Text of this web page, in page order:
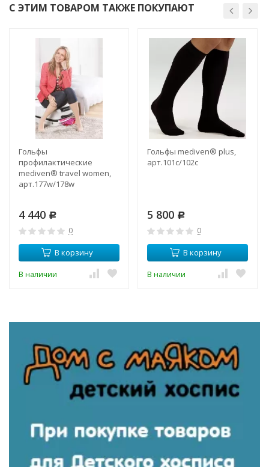
С ЭТИМ ТОВАРОМ ТАКЖЕ ПОКУПАЮТ
Гольфы
профилактические
mediven® travel women,
арт.177w/178w
4 440 Р
0
В корзину
В наличии
Гольфы mediven® plus,
арт.101c/102c
5 800 Р
0
В корзину
В наличии